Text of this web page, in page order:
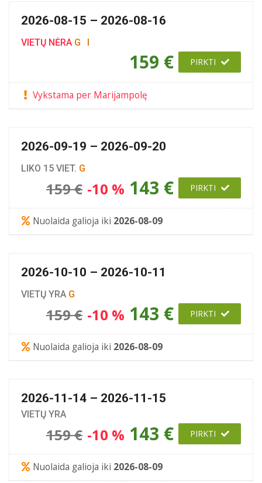
2026-08-15 – 2026-08-16
VIETŲ NĖRA G
159 € PIRKTI
Vykstama per Marijampolę
2026-09-19 – 2026-09-20
LIKO 15 VIET. G
159 € -10 % 143 € PIRKTI
Nuolaida galioja iki 2026-08-09
2026-10-10 – 2026-10-11
VIETŲ YRA G
159 € -10 % 143 € PIRKTI
Nuolaida galioja iki 2026-08-09
2026-11-14 – 2026-11-15
VIETŲ YRA
159 € -10 % 143 € PIRKTI
Nuolaida galioja iki 2026-08-09